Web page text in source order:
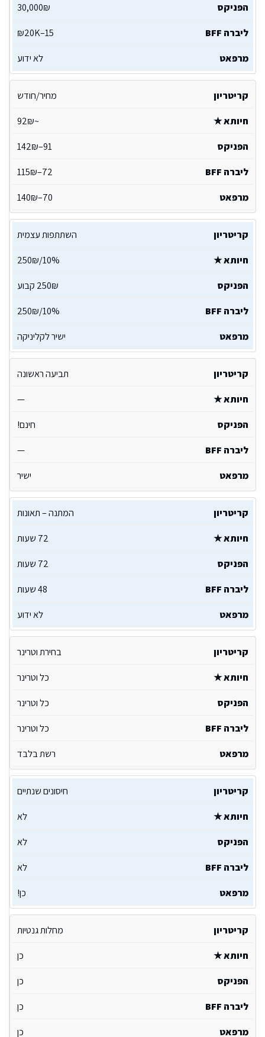
30,000₪
15–20K₪
לא ידוע
מחיר/חודש
~92₪
91–142₪
72–115₪
70–140₪
השתתפות עצמית
10%/250₪
250₪ קבוע
10%/250₪
ישיר לקליניקה
תביעה ראשונה
—
חינם!
—
ישיר
המתנה – תאונות
72 שעות
72 שעות
48 שעות
לא ידוע
בחירת וטרינר
כל וטרינר
כל וטרינר
כל וטרינר
רשת בלבד
חיסונים שנתיים
לא
לא
לא
כן!
מחלות גנטיות
כן
כן
כן
כן